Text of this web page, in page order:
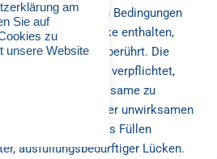
der vorstehenden Bedingungen
oder eine Lücke enthalten,
hiervon unberührt. Die
einem solchen Fall verpflichtet,
durch eine wirksame zu
Zweck der unwirksamen
gilt auch für das Füllen
ausfüllungsbedürftiger Lücken.
am
Sie auf
zu
unsere Website